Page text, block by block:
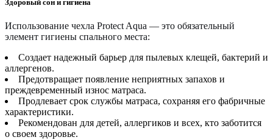
Здоровый сон и гигиена
Использование чехла Protect Aqua — это обязательный
элемент гигиены спального места:
Создает надежный барьер для пылевых клещей, бактерий и
аллергенов.
Предотвращает появление неприятных запахов и
преждевременный износ матраса.
Продлевает срок службы матраса, сохраняя его фабричные
характеристики.
Рекомендован для детей, аллергиков и всех, кто заботится
о своем здоровье.